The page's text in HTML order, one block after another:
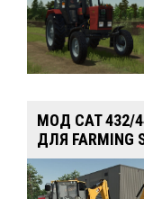
МОД CAT 432/
ДЛЯ FARMING